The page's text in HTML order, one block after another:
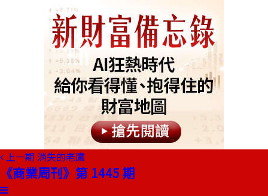
上一期 消失的老鷹
《商業周刊》第 1445 期